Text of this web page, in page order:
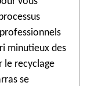
minutieux des
le recyclage
se